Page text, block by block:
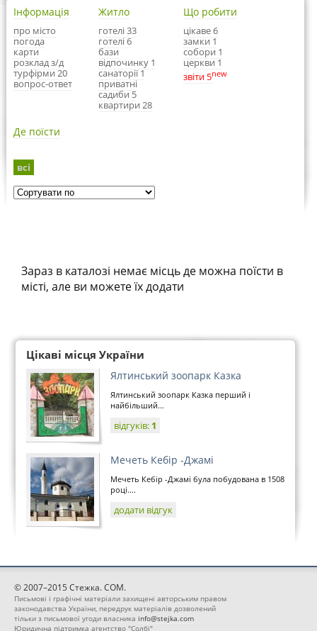
Інформація
про місто
погода
карти
розклад з/д
турфірми 20
вопрос-ответ
Житло
готелі 33
готелі 6
бази
відпочинку 1
санаторії 1
приватні
садиби 5
квартири 28
Що робити
цікаве 6
замки 1
собори 1
церкви 1
звіти 5new
Де поїсти
всі
Зараз в каталозі немає місць де можна поїсти в
місті, але ви можете їх додати
Цікаві місця України
Ялтинський зоопарк Казка
Ялтинський зоопарк Казка перший і
найбільший...
відгуків: 1
Мечеть Кебір -Джамі
Мечеть Кебір -Джамі була побудована в 1508
році....
додати відгук
© 2007–2015 Стежка. COM.
Письмові і графічні матеріали захищені авторським правом
законодавства України, передрук матеріалів дозволений
тільки з письмової угоди власника info@stejka.com
Юридична підтримка агентство "Солбі"